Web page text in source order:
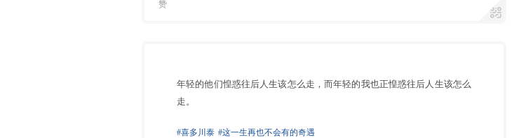
赞
年轻的他们惶惑往后人生该怎么走，而年轻的我也正惶惑往后人生该怎么
走。
#喜多川泰 #这一生再也不会有的奇遇